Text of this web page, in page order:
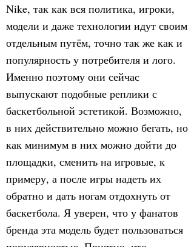
Nike, так как вся политика, игроки,
модели и даже технологии идут своим
отдельным путём, точно так же как и
популярность у потребителя и лого.
Именно поэтому они сейчас
выпускают подобные реплики с
баскетбольной эстетикой. Возможно,
в них действительно можно бегать, но
как минимум в них можно дойти до
площадки, сменить на игровые, к
примеру, а после игры надеть их
обратно и дать ногам отдохнуть от
баскетбола. Я уверен, что у фанатов
бренда эта модель будет пользоваться